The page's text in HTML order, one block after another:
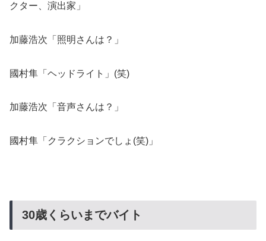
クター、演出家」
加藤浩次「照明さんは？」
國村隼「ヘッドライト」(笑)
加藤浩次「音声さんは？」
國村隼「クラクションでしょ(笑)」
30歳くらいまでバイト